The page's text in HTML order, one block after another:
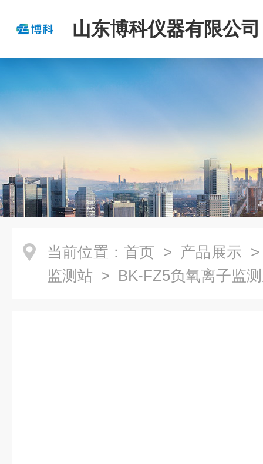
山东博科仪器有限公司
当前位置： 首页 > 产品展示
监测站 > BK-FZ5负氧离子监